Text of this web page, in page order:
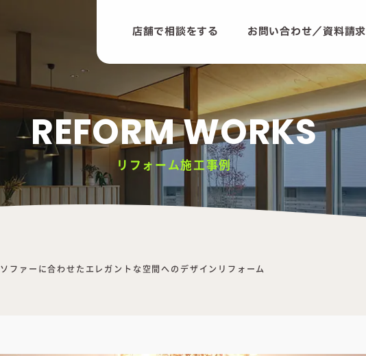
店舗で相談をする お問い合わせ／資料請求
REFORM WORKS
リフォーム施工事例
ソファーに合わせたエレガントな空間へのデザインリフォーム